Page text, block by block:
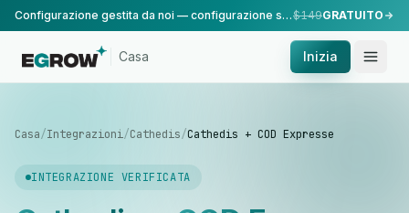
Configurazione gestita da noi — configurazione standard, eseguita dal nostro team.$149GRATUITO
Casa Inizia
Casa/Integrazioni/Cathedis/Cathedis + COD Expresse
INTEGRAZIONE VERIFICATA